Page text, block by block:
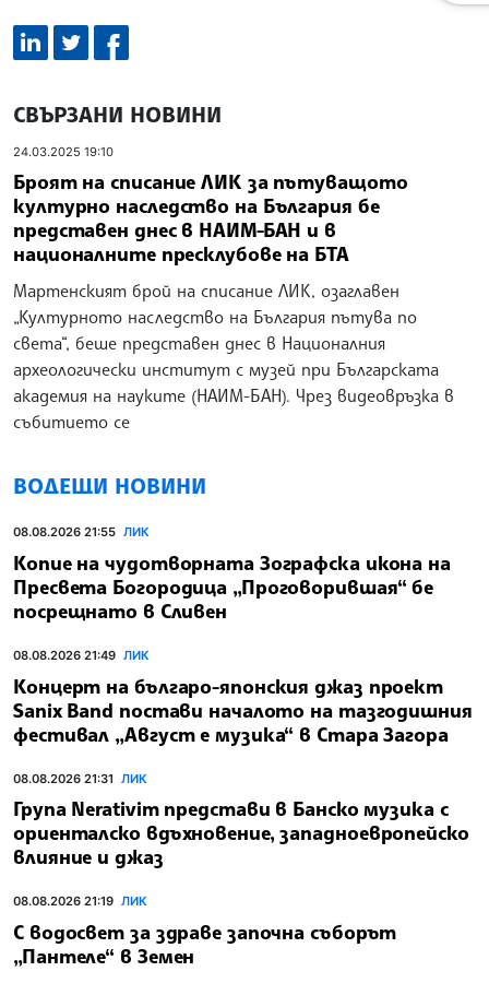
СВЪРЗАНИ НОВИНИ
24.03.2025 19:10
Броят на списание ЛИК за пътуващото
културно наследство на България бе
представен днес в НАИМ-БАН и в
националните пресклубове на БТА
Мартенският брой на списание ЛИК, озаглавен
„Културното наследство на България пътува по
света“, беше представен днес в Националния
археологически институт с музей при Българската
академия на науките (НАИМ-БАН). Чрез видеовръзка в
събитието се
ВОДЕЩИ НОВИНИ
08.08.2026 21:55 ЛИК
Копие на чудотворната Зографска икона на
Пресвета Богородица „Проговорившая“ бе
посрещнато в Сливен
08.08.2026 21:49 ЛИК
Концерт на българо-японския джаз проект
Sanix Band постави началото на тазгодишния
фестивал „Август е музика“ в Стара Загора
08.08.2026 21:31 ЛИК
Група Nerativim представи в Банско музика с
ориенталско вдъхновение, западноевропейско
влияние и джаз
08.08.2026 21:19 ЛИК
С водосвет за здраве започна съборът
„Пантеле“ в Земен